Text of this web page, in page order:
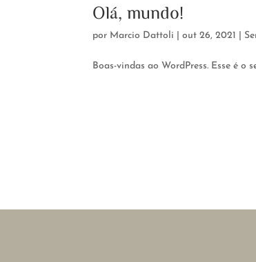
Olá, mundo!
por Marcio Dattoli |out 26, 2021
Boas-vindas ao WordPress. Esse é o